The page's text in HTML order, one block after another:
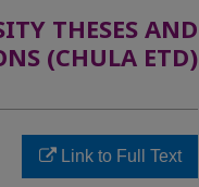
THESES AND
(CHULA ETD)
Link to Full Text